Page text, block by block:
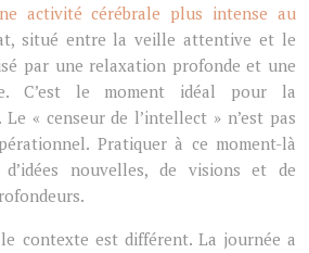
activité cérébrale plus intense au
situé entre la veille attentive et le
par une relaxation profonde et une
C’est le moment idéal pour la
. Le « censeur de l’intellect » n’est pas
Pratiquer à ce moment-là
d’idées nouvelles, de visions et de
contexte est différent. La journée a